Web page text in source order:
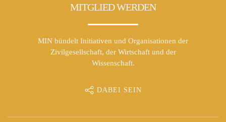
MITGLIED WERDEN
MIN bündelt Initiativen und Organisationen der
Zivilgesellschaft, der Wirtschaft und der
Wissenschaft.
DABEI SEIN